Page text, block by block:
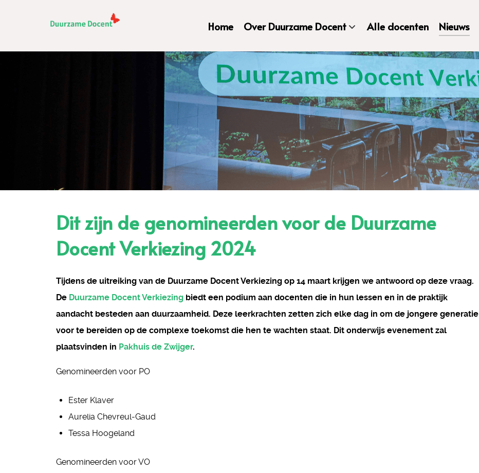
Home Over Duurzame Docent Alle docenten Nieuws
Dit zijn de genomineerden voor de Duurzame
Docent Verkiezing 2024
Tijdens de uitreiking van de Duurzame Docent Verkiezing op 14 maart krijgen we antwoord op deze vraag.
De Duurzame Docent Verkiezing biedt een podium aan docenten die in hun lessen en in de praktijk
aandacht besteden aan duurzaamheid. Deze leerkrachten zetten zich elke dag in om de jongere generatie
voor te bereiden op de complexe toekomst die hen te wachten staat. Dit onderwijs evenement zal
plaatsvinden in Pakhuis de Zwijger.
Genomineerden voor PO
Ester Klaver
Aurelia Chevreul-Gaud
Tessa Hoogeland
Genomineerden voor VO